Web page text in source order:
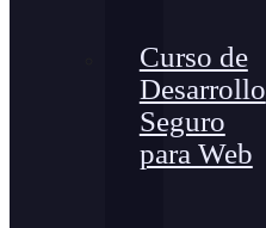
Curso de
Desarrollo
Seguro
para Web